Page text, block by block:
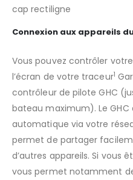
cap rectiligne
Connexion aux appareils
Vous pouvez contrôler
l’écran de votre traceur1
contrôleur de pilote GHC
bateau maximum). Le
automatique via votre
permet de partager
d’autres appareils. Si vous
vous permet notamment